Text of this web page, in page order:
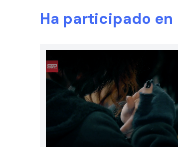
Ha participado en